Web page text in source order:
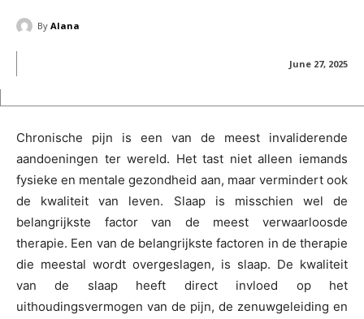
By Alana
June 27, 2025
Chronische pijn is een van de meest invaliderende
aandoeningen ter wereld. Het tast niet alleen iemands
fysieke en mentale gezondheid aan, maar vermindert ook
de kwaliteit van leven. Slaap is misschien wel de
belangrijkste factor van de meest verwaarloosde
therapie. Een van de belangrijkste factoren in de therapie
die meestal wordt overgeslagen, is slaap. De kwaliteit
van de slaap heeft direct invloed op het
uithoudingsvermogen van de pijn, de zenuwgeleiding en